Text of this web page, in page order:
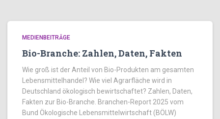
MEDIENBEITRÄGE
Bio-Branche: Zahlen, Daten, Fakten
Wie groß ist der Anteil von Bio-Produkten am gesamten
Lebensmittelhandel? Wie viel Agrarfläche wird in
Deutschland ökologisch bewirtschaftet? Zahlen, Daten,
Fakten zur Bio-Branche. Branchen-Report 2025 vom
Bund Ökologische Lebensmittelwirtschaft (BÖLW)